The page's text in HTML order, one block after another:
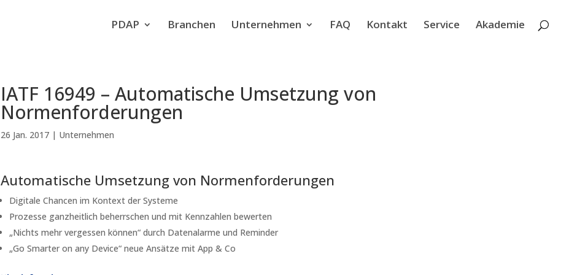
PDAP Branchen Unternehmen FAQ Kontakt Service Akademie
IATF 16949 – Automatische Umsetzung von
Normenforderungen
26 Jan. 2017| Unternehmen
Automatische Umsetzung von Normenforderungen
Digitale Chancen im Kontext der Systeme
Prozesse ganzheitlich beherrschen und mit Kennzahlen bewerten
„Nichts mehr vergessen können“ durch Datenalarme und Reminder
„Go Smarter on any Device“ neue Ansätze mit App & Co